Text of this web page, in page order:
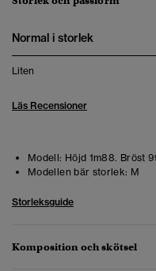
Normal i storlek
Liten
Läs Recensioner
Modell: Höjd 1m88. Bröst
Modellen bär storlek: M
Storleksguide
Komposition och skötsel